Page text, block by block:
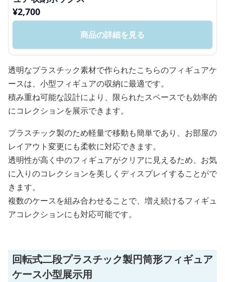
¥2,700
商品の詳細を見る
透明なプラスチック素材で作られたこちらのフィギュアケ
ースは、小型フィギュアの収納に最適です。
積み重ね可能な設計により、限られたスペースでも効率的
にコレクションを展示できます。
プラスチック製のため軽量で移動も簡単であり、お部屋の
レイアウト変更にも柔軟に対応できます。
透明性が高く中のフィギュアがクリアに見えるため、お気
に入りのコレクションを美しくディスプレイすることがで
きます。
複数のケースを組み合わせることで、増え続けるフィギュ
アコレクションにも対応可能です。
回転式二段プラスチック製円筒形フィギュア
ケース小型展示用